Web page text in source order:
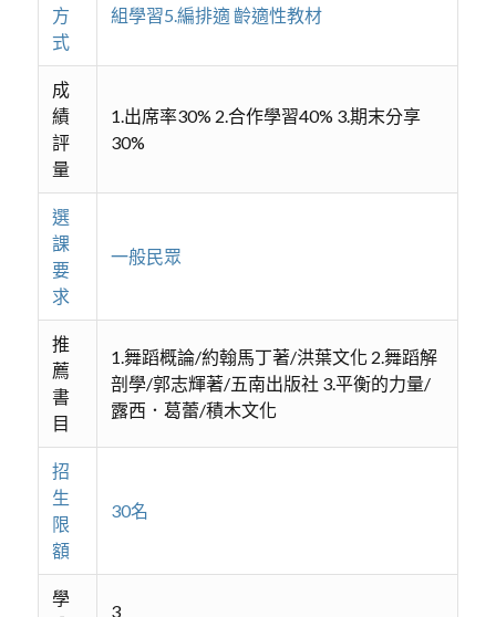
方
式
組學習5.編排適 齡適性教材
成
績
評
量
1.出席率30% 2.合作學習40% 3.期末分享
30%
選
課
要
求
一般民眾
推
薦
書
目
1.舞蹈概論/約翰馬丁著/洪葉文化 2.舞蹈解
剖學/郭志輝著/五南出版社 3.平衡的力量/
露西．葛蕾/積木文化
招
生
限
額
30名
學
3